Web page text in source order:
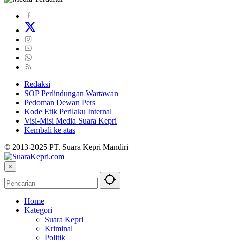
Redaksi
SOP Perlindungan Wartawan
Pedoman Dewan Pers
Kode Etik Perilaku Internal
Visi-Misi Media Suara Kepri
Kembali ke atas
© 2013-2025 PT. Suara Kepri Mandiri
×
Home
Kategori
Suara Kepri
Kriminal
Politik